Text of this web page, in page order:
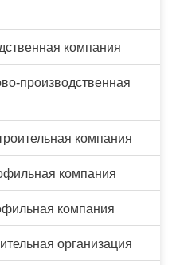
компания
производственная
компания
компания
компания
организация